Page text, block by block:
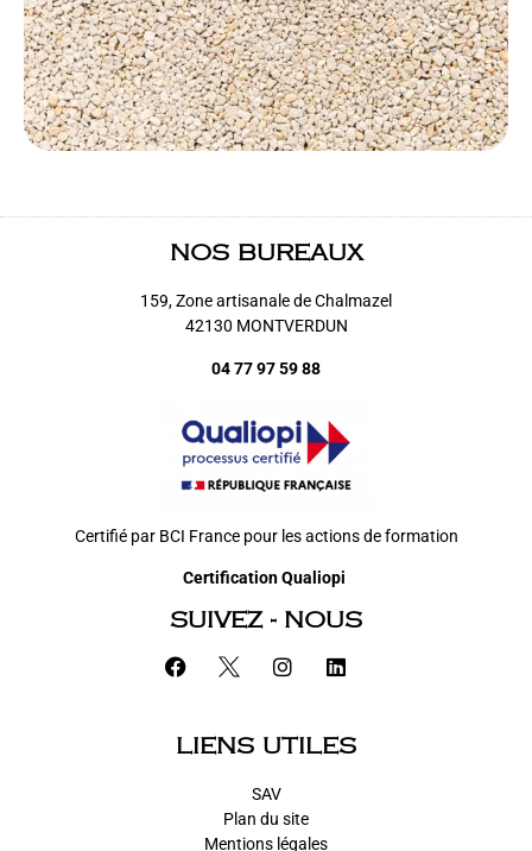
NOS BUREAUX
159, Zone artisanale de Chalmazel
42130 MONTVERDUN
04 77 97 59 88
Certifié par BCI France pour les actions de formation
Certification Qualiopi
SUIVEZ - NOUS
LIENS UTILES
SAV
Plan du site
Mentions légales